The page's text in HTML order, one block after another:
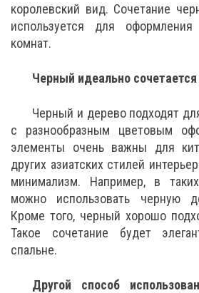
королевский вид. Сочетание
используется для
комнат.
Черный идеально
Черный и дерево подходят
с разнообразным цветовым
элементы очень важны для
других азиатских стилей
минимализм. Например, в
можно использовать черную
Кроме того, черный хорошо
Такое сочетание будет
спальне.
Другой способ